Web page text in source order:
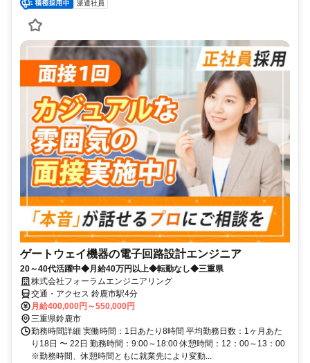
派遣社員
ゲートウェイ機器の電子回路設計エンジニア
20～40代活躍中◆月給40万円以上◆転勤なし◆三重県
株式会社フォーラムエンジニアリング
交通・アクセス 鈴鹿市駅4分
月給400,000円～550,000円
三重県鈴鹿市
勤務時間詳細 実働時間：1日あたり8時間 平均勤務日数：1ヶ月あた
り18日 〜 22日 勤務時間：9:00～18:00 休憩時間：12：00～13：00
※勤務時間、休憩時間ともに就業先により変動...